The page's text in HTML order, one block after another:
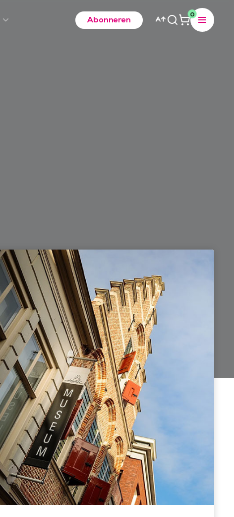
Abonneren
0